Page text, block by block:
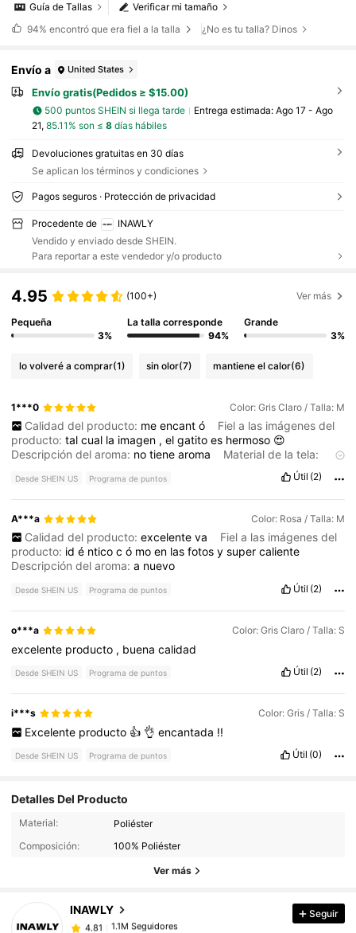
Verificar mi tamaño
Guía de Tallas
94% encontró que era fiel a la talla ¿No es tu talla? Dinos
Envío a United States
Envío gratis(Pedidos ≥ $15.00)
500 puntos SHEIN si llega tarde Entrega estimada: Ago 17 - Ago
21, 85.11% son ≤ 8días hábiles
Devoluciones gratuitas en 30 días
Se aplican los términos y condiciones
Pagos seguros · Protección de privacidad
Procedente de
INAWLY
Vendido y enviado desde SHEIN.
Para reportar a este vendedor y/o producto
4.95 (100+) Ver más
Pequeña
3%
La talla corresponde
94%
Grande
3%
lo volveré a comprar(1) sin olor(7) mantiene el calor(6)
1***0 Color: Gris Claro / Talla: M
Calidad del producto: me encant ó
Fiel a las imágenes del
producto:talcual la imagen ,elgatitoes hermoso 😍
Descripción del aroma: notienearoma
Material de la tela:
Desde SHEIN US Programa de puntos Útil (2)
A***a Color: Rosa / Talla: M
Calidad del producto: excelente va
Fiel a las imágenes del
producto: idé nticocó moen lasfotosysupercaliente
Descripción del aroma:a nuevo
Desde SHEIN US Programa de puntos Útil (2)
o***a Color: Gris Claro / Talla: S
excelente producto , buenacalidad
Desde SHEIN US Programa de puntos Útil (2)
i***s Color: Gris / Talla: S
Excelente producto 👍 👌 encantada !!
Desde SHEIN US Programa de puntos Útil (0)
Detalles Del Producto
Material:
Poliéster
Composición:
100% Poliéster
Ver más
INAWLY
1.1M Seguidores
1.1M Seguidores
Seguir